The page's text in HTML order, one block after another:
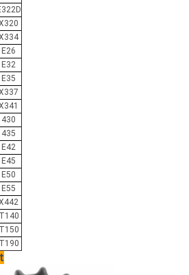
E26
E32
E35
430
435
E42
E45
E50
E55
T140
T150
T190